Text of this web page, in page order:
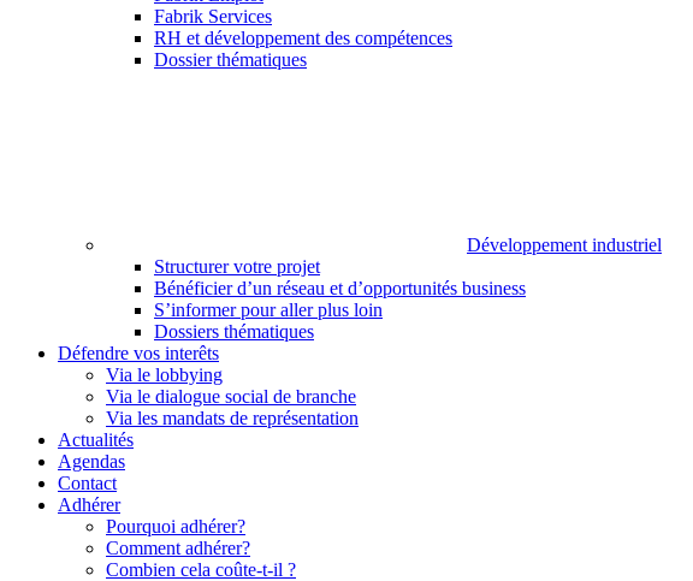
Fabrik Services
RH et développement des compétences
Dossier thématiques
Développement industriel
Structurer votre projet
Bénéficier d’un réseau et d’opportunités business
S’informer pour aller plus loin
Dossiers thématiques
Défendre vos interêts
Via le lobbying
Via le dialogue social de branche
Via les mandats de représentation
Actualités
Agendas
Contact
Adhérer
Pourquoi adhérer?
Comment adhérer?
Combien cela coûte-t-il ?